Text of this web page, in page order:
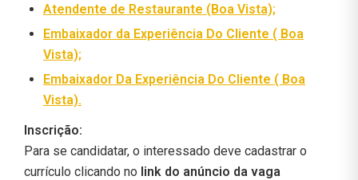
Atendente de Restaurante (Boa Vista);
Embaixador da Experiência Do Cliente ( Boa
Vista);
Embaixador Da Experiência Do Cliente ( Boa
Vista).
Inscrição:
Para se candidatar, o interessado deve cadastrar o
currículo clicando no link do anúncio da vaga